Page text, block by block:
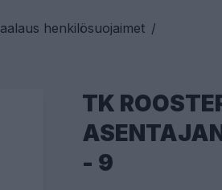
henkilösuojaimet /
TK
- 9